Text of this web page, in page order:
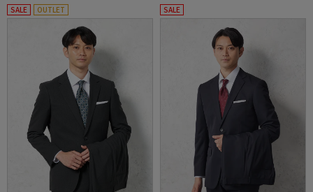
SALE OUTLET SALE